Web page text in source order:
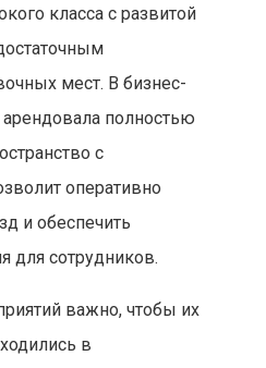
класса с развитой
мест. В бизнес-
арендовала полностью
с
оперативно
и обеспечить
для сотрудников.
важно, чтобы их
в